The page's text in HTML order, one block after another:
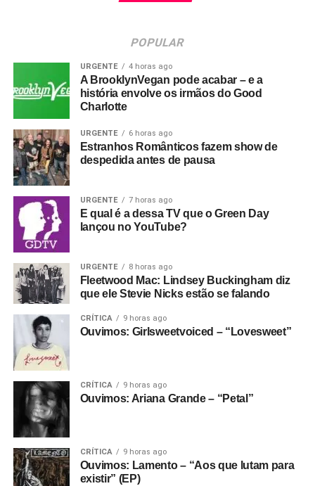
POPULAR
URGENTE 4 horas ago
A BrooklynVegan pode acabar – e a
história envolve os irmãos do Good
Charlotte
URGENTE 6 horas ago
Estranhos Românticos fazem show de
despedida antes de pausa
URGENTE 7 horas ago
E qual é a dessa TV que o Green Day
lançou no YouTube?
URGENTE 8 horas ago
Fleetwood Mac: Lindsey Buckingham diz
que ele Stevie Nicks estão se falando
CRÍTICA 9 horas ago
Ouvimos: Girlsweetvoiced – “Lovesweet”
CRÍTICA 9 horas ago
Ouvimos: Ariana Grande – “Petal”
CRÍTICA 9 horas ago
Ouvimos: Lamento – “Aos que lutam para
existir” (EP)